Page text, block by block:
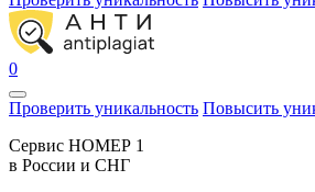
0
Проверить уникальность Повысить
Cервис НОМЕР 1
в России и СНГ